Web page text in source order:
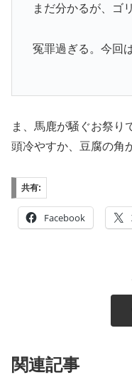
まだ分かるが、ゴ
冤罪過ぎる。今回
ま、馬鹿が騒ぐお祭り
頭冷やすか、豆腐の角
共有:
Facebook
関連記事